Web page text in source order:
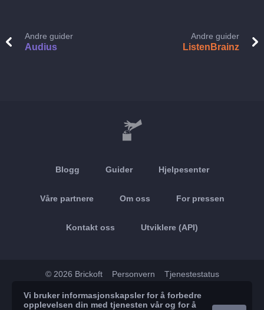
Andre guider
Audius
Andre guider
ListenBrainz
Blogg Guider Hjelpesenter
Våre partnere Om oss For pressen
Kontakt oss Utviklere (API)
© 2026 Brickoft Personvern Tjenestestatus
App Store Google Play
Vi bruker informasjonskapsler for å forbedre
opplevelsen din med tjenesten vår og for å